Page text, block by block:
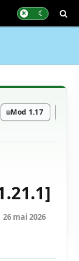
Mod 1.17
26 mai 2026